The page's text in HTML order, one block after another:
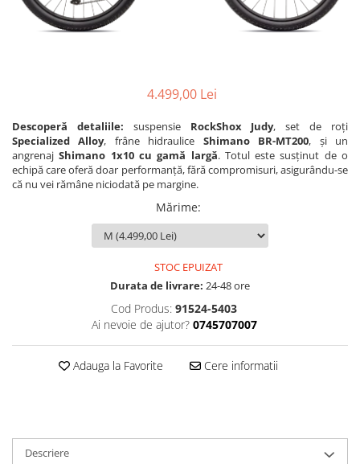
Camere
Plăcuțe frână
Saboți
Piese frâne
Furci cu suspensie
Ghidaje și întinzătoare lanț
Ghidoane și atașabile
Manete frână
Pompe
Sisteme antifurt
Sonerii
Suporți și portbagaje auto
Încălțăminte
4.499,00 Lei
Descoperă detaliile: suspensie RockShox Judy, set de roți
Specialized Alloy, frâne hidraulice Shimano BR-MT200, și un
angrenajShimano 1x10 cu gamă largă. Totul este susținut de o
echipă care oferă doar performanță, fără compromisuri, asigurându-se
că nu vei rămâne niciodată pe margine.
Mărime:
STOC EPUIZAT
Durata de livrare: 24-48 ore
Cod Produs: 91524-5403
Ai nevoie de ajutor? 0745707007
Adauga la Favorite Cere informatii
Descriere